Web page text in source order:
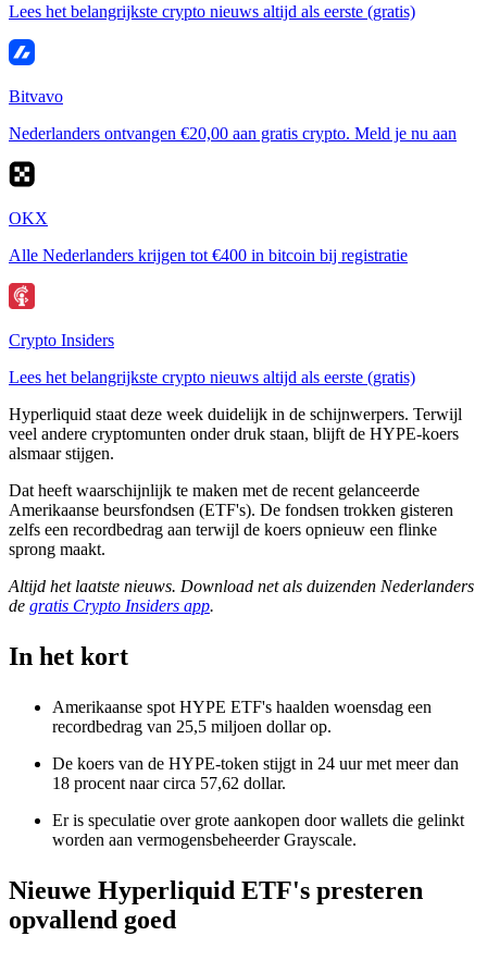
Lees het belangrijkste crypto nieuws altijd als eerste (gratis)
Bitvavo
Nederlanders ontvangen €20,00 aan gratis crypto. Meld je nu aan
OKX
Alle Nederlanders krijgen tot €400 in bitcoin bij registratie
Crypto Insiders
Lees het belangrijkste crypto nieuws altijd als eerste (gratis)
Hyperliquid staat deze week duidelijk in de schijnwerpers. Terwijl
veel andere cryptomunten onder druk staan, blijft de HYPE-koers
alsmaar stijgen.
Dat heeft waarschijnlijk te maken met de recent gelanceerde
Amerikaanse beursfondsen (ETF's). De fondsen trokken gisteren
zelfs een recordbedrag aan terwijl de koers opnieuw een flinke
sprong maakt.
Altijd het laatste nieuws. Download net als duizenden Nederlanders
de gratis Crypto Insiders app.
In het kort
Amerikaanse spot HYPE ETF's haalden woensdag een
recordbedrag van 25,5 miljoen dollar op.
De koers van de HYPE-token stijgt in 24 uur met meer dan
18 procent naar circa 57,62 dollar.
Er is speculatie over grote aankopen door wallets die gelinkt
worden aan vermogensbeheerder Grayscale.
Nieuwe Hyperliquid ETF's presteren
opvallend goed